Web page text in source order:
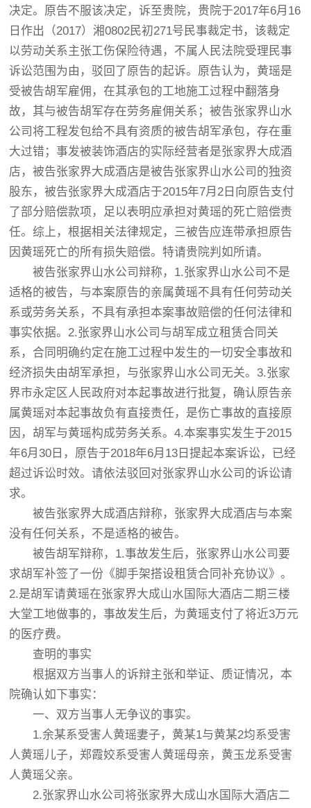
决定。原告不服该决定，诉至贵院，贵院于2017年6月16
日作出（2017）湘0802民初271号民事裁定书，该裁定
以劳动关系主张工伤保险待遇，不属人民法院受理民事
诉讼范围为由，驳回了原告的起诉。原告认为，黄瑶是
受被告胡军雇佣，在其承包的工地施工过程中翻落身
故，其与被告胡军存在劳务雇佣关系；被告张家界山水
公司将工程发包给不具有资质的被告胡军承包，存在重
大过错；事发被装饰酒店的实际经营者是张家界大成酒
店，被告张家界大成酒店是被告张家界山水公司的独资
股东，被告张家界大成酒店于2015年7月2日向原告支付
了部分赔偿款项，足以表明应承担对黄瑶的死亡赔偿责
任。综上，根据相关法律规定，三被告应连带承担原告
因黄瑶死亡的所有损失赔偿。特请贵院判如所请。
被告张家界山水公司辩称，1.张家界山水公司不是
适格的被告，与本案原告的亲属黄瑶不具有任何劳动关
系或劳务关系，不具有承担本案事故赔偿的任何法律和
事实依据。2.张家界山水公司与胡军成立租赁合同关
系，合同明确约定在施工过程中发生的一切安全事故和
经济损失由胡军承担，与张家界山水公司无关。3.张家
界市永定区人民政府对本起事故进行批复，确认原告亲
属黄瑶对本起事故负有直接责任，是伤亡事故的直接原
因，胡军与黄瑶构成劳务关系。4.本案事实发生于2015
年6月30日，原告于2018年6月13日提起本案诉讼，已经
超过诉讼时效。请依法驳回对张家界山水公司的诉讼请
求。
被告张家界大成酒店辩称，张家界大成酒店与本案
没有任何关系，不是适格的被告。
被告胡军辩称，1.事故发生后，张家界山水公司要
求胡军补签了一份《脚手架搭设租赁合同补充协议》。
2.是胡军请黄瑶在张家界大成山水国际大酒店二期三楼
大堂工地做事的，事故发生后，为黄瑶支付了将近3万元
的医疗费。
查明的事实
根据双方当事人的诉辩主张和举证、质证情况，本
院确认如下事实：
一、双方当事人无争议的事实。
1.余某系受害人黄瑶妻子，黄某1与黄某2均系受害
人黄瑶儿子，郑霞姣系受害人黄瑶母亲，黄玉龙系受害
人黄瑶父亲。
2.张家界山水公司将张家界大成山水国际大酒店二